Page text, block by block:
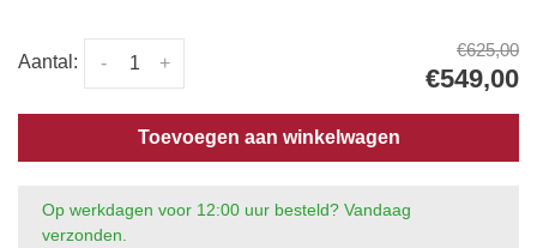
Aantal: +
-
€625,00
€549,00
Toevoegen aan winkelwagen
Op werkdagen voor 12:00 uur besteld? Vandaag
verzonden.